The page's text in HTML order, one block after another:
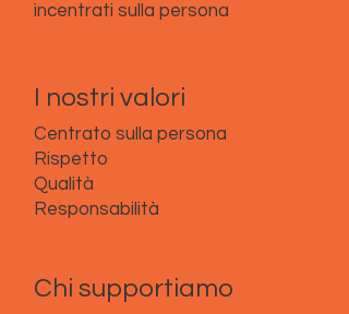
incentrati sulla persona
I nostri valori
Centrato sulla persona
Rispetto
Qualità
Responsabilità
Chi supportiamo